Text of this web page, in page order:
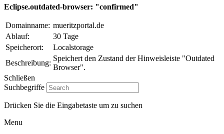
Eclipse.outdated-browser: "confirmed"
Domainname: mueritzportal.de
Ablauf:
30 Tage
Speicherort:
Localstorage
Beschreibung:
Speichert den Zustand der Hinweisleiste "Outdated
Browser".
Schließen
Suchbegriffe
Drücken Sie die Eingabetaste um zu suchen
Menu